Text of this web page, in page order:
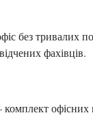
без
фахівців.